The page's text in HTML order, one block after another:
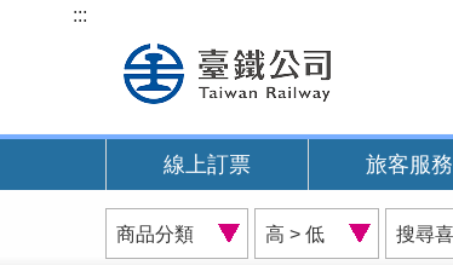
內
:::
線上訂票 旅客服務
商
品
價
格
搜
尋